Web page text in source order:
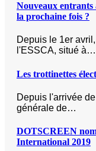
Nouveaux entrants
la prochaine fois ?
Depuis le 1er
l'ESSCA, situé à…
Les trottinettes
Depuis l'arrivée
générale de…
DOTSCREEN
International 2019